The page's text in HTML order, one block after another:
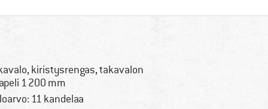
kiristysrengas, takavalon
1 200 mm
11 kandelaa